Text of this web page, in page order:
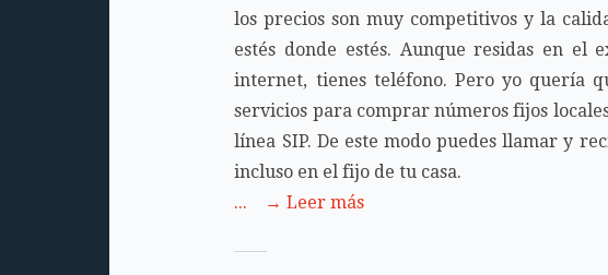
los precios son muy competitivos y la
estés donde estés. Aunque residas en
internet, tienes teléfono. Pero yo quería
servicios para comprar números fijos
línea SIP. De este modo puedes llamar y
incluso en el fijo de tu casa.
... → Leer más